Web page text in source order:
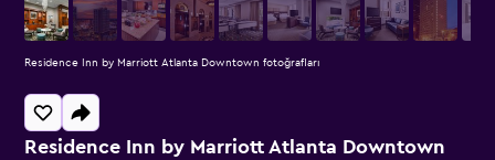
Residence Inn by Marriott Atlanta Downtown
Residence Inn by Marriott Atlanta Downtown fotoğrafları